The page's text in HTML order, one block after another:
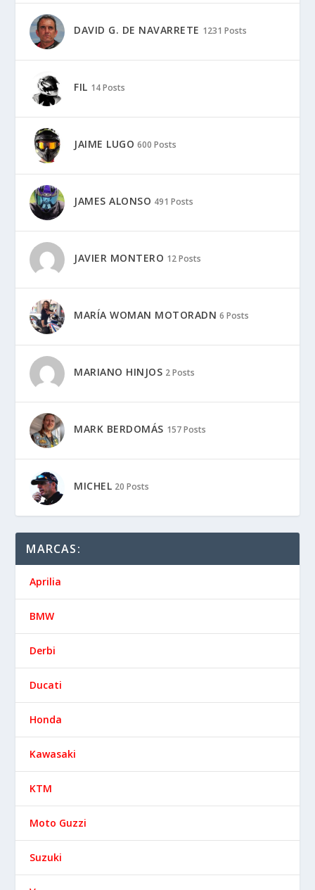
DAVID G. DE NAVARRETE 1231 Posts
FIL 14 Posts
JAIME LUGO 600 Posts
JAMES ALONSO 491 Posts
JAVIER MONTERO 12 Posts
MARÍA WOMAN MOTORADN 6 Posts
MARIANO HINJOS 2 Posts
MARK BERDOMÁS 157 Posts
MICHEL 20 Posts
MARCAS:
Aprilia
BMW
Derbi
Ducati
Honda
Kawasaki
KTM
Moto Guzzi
Suzuki